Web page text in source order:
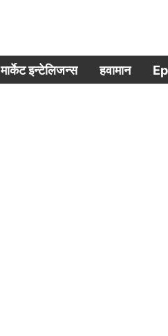
मार्केट इन्टेलिजन्स हवामान